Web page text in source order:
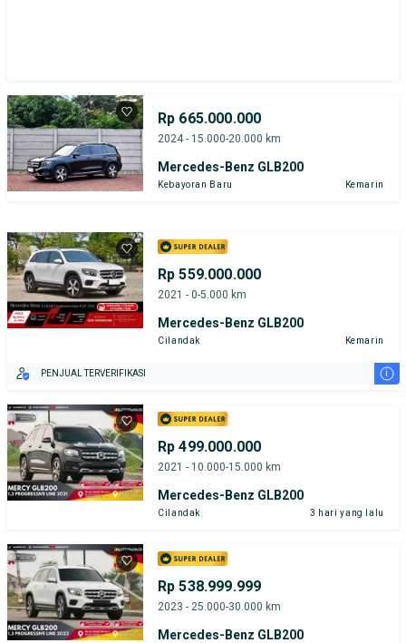
Rp 665.000.000
2024 - 15.000-20.000 km
Mercedes-Benz GLB200
Kebayoran Baru Kemarin
Rp 559.000.000
2021 - 0-5.000 km
Mercedes-Benz GLB200
Cilandak Kemarin
PENJUAL TERVERIFIKASI i
Rp 499.000.000
2021 - 10.000-15.000 km
Mercedes-Benz GLB200
Cilandak 3 hari yang lalu
Rp 538.999.999
2023 - 25.000-30.000 km
Mercedes-Benz GLB200